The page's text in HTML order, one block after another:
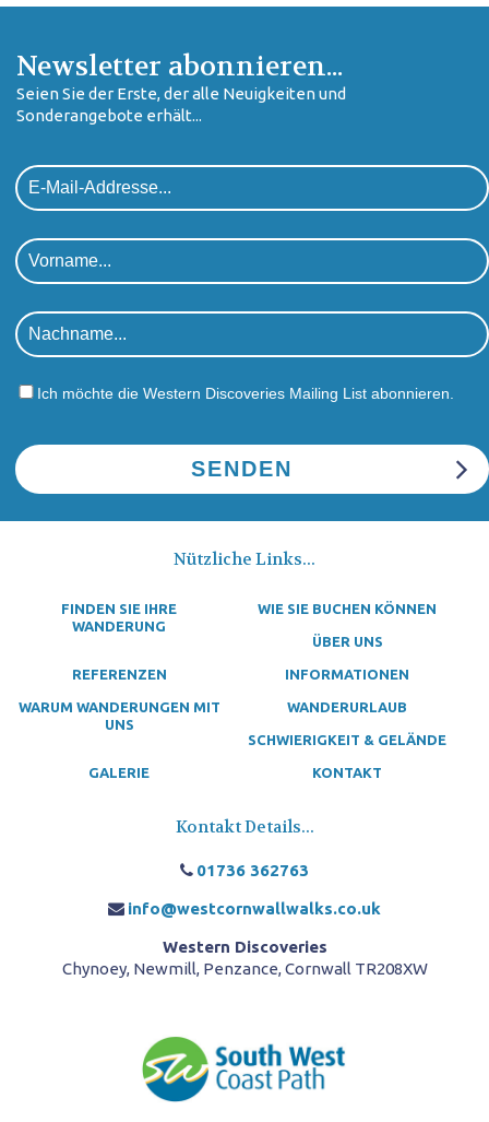
Newsletter abonnieren...
Seien Sie der Erste, der alle Neuigkeiten und
Sonderangebote erhält...
Ich möchte die Western Discoveries Mailing List abonnieren.
Nützliche Links...
FINDEN SIE IHRE
WANDERUNG
WIE SIE BUCHEN KÖNNEN
ÜBER UNS
REFERENZEN INFORMATIONEN
WARUM WANDERUNGEN MIT
UNS
WANDERURLAUB
SCHWIERIGKEIT & GELÄNDE
GALERIE KONTAKT
Kontakt Details...
01736 362763
info@westcornwallwalks.co.uk
Western Discoveries
Chynoey, Newmill, Penzance, Cornwall TR208XW